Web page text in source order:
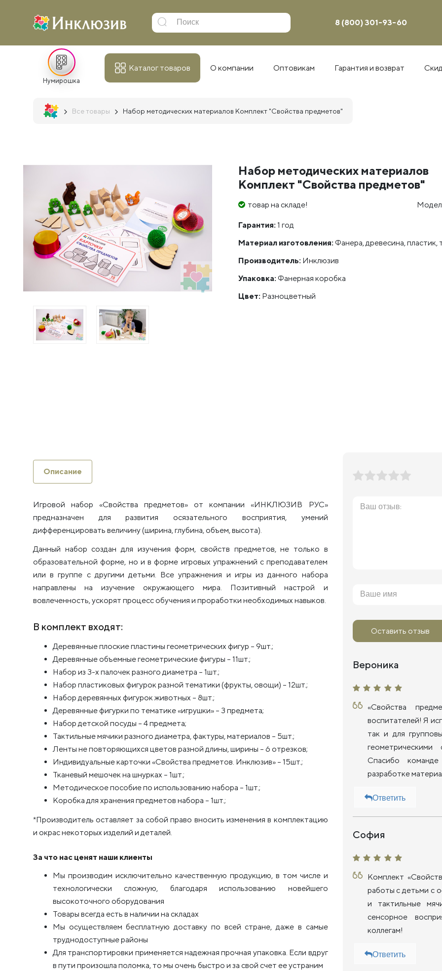
8 (800) 301-93-60
Нумирошка
Каталог товаров О компании Оптовикам Гарантия и возврат
Все товары Набор методических материалов Комплект "Свойства предметов"
Набор методических материалов
Комплект "Свойства предметов"
товар на складе!
Гарантия: 1 год
Материал изготовления: Фанера, древесина, пластик,
Производитель: Инклюзив
Упаковка: Фанерная коробка
Цвет: Разноцветный
Описание
Игровой набор «Свойства предметов» от компании «ИНКЛЮЗИВ РУС»
предназначен для развития осязательного восприятия, умений
дифференцировать величину (ширина, глубина, объем, высота).
Данный набор создан для изучения форм, свойств предметов, не только в
образовательной форме, но и в форме игровых упражнений с преподавателем
или в группе с другими детьми. Все упражнения и игры из данного набора
направлены на изучение окружающего мира. Позитивный настрой и
вовлеченность, ускорят процесс обучения и проработки необходимых навыков.
В комплект входят:
Деревянные плоские пластины геометрических фигур – 9шт.;
Деревянные объемные геометрические фигуры – 11шт.;
Набор из 3-х палочек разного диаметра – 1шт.;
Набор пластиковых фигурок разной тематики (фрукты, овощи) – 12шт.;
Набор деревянных фигурок животных – 8шт.;
Деревянные фигурки по тематике «игрушки» – 3 предмета;
Набор детской посуды – 4 предмета;
Тактильные мячики разного диаметра, фактуры, материалов – 5шт.;
Ленты не повторяющихся цветов разной длины, ширины – 6 отрезков;
Индивидуальные карточки «Свойства предметов. Инклюзив» – 15шт.;
Тканевый мешочек на шнурках – 1шт.;
Методическое пособие по использованию набора – 1шт.;
Коробка для хранения предметов набора – 1шт.;
*Производитель оставляет за собой право вносить изменения в комплектацию
и окрас некоторых изделий и деталей.
За что нас ценят наши клиенты
Мы производим исключительно качественную продукцию, в том числе и
технологически сложную, благодаря использованию новейшего
высокоточного оборудования
Товары всегда есть в наличии на складах
Мы осуществляем бесплатную доставку по всей стране, даже в самые
труднодоступные районы
Для транспортировки применяется надежная прочная упаковка. Если вдруг
в пути произошла поломка, то мы очень быстро и за свой счет ее устраним
Оставить отзыв
Вероника
«Свойства
воспитателей! Я
так и для
Спасибо
разработке
Ответить
София
Комплект
работы с детьми с
и тактильные
сенсорное
коллегам!
Ответить